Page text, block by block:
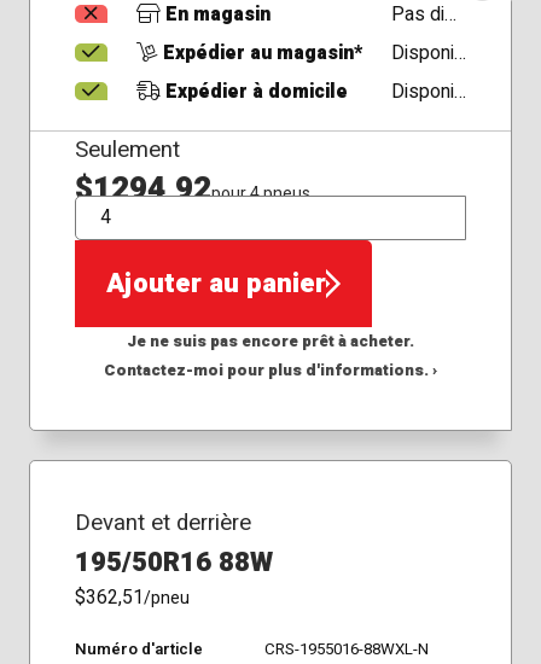
En magasin
Pas disponible
Expédier au magasin*
Disponible
Expédier à domicile
Disponible
Seulement
$1294,92pour 4 pneus
QTÉ
Ajouter au panier
Je ne suis pas encore prêt à acheter.
Contactez-moi pour plus d'informations. ›
Devant et derrière
195/50R16 88W
$362,51/pneu
Numéro d'article
CRS-1955016-88WXL-N